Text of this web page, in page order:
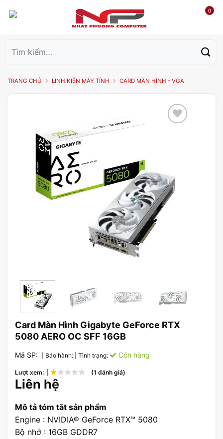
0
kiếm:
TRANG CHỦ LINH KIỆN MÁY TÍNH CARD MÀN HÌNH - VGA
Card Màn Hình Gigabyte GeForce RTX
5080 AERO OC SFF 16GB
Mã SP: | Bảo hành: | Tình trạng: Còn hàng
Lượt xem: | (1 đánh giá)
Liên hệ
Mô tả tóm tắt sản phẩm
Engine : NVIDIA® GeForce RTX™ 5080
Bộ nhớ : 16GB GDDR7